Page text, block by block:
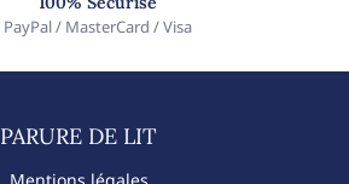
PayPal / MasterCard / Visa
PARURE DE LIT​